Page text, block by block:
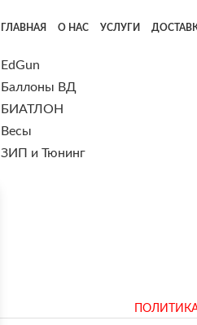
ГЛАВНАЯ О НАС УСЛУГИ
EdGun
Баллоны ВД
БИАТЛОН
Весы
ЗИП и Тюнинг